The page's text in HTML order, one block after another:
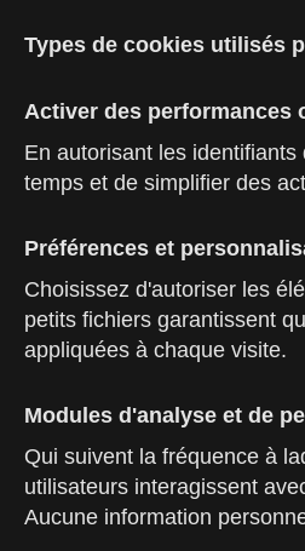
Types de cookies utilisés
Activer des performances
En autorisant les
temps et de simplifier des
Préférences et
Choisissez d'autoriser les
petits fichiers garantissent
appliquées à chaque visite.
Modules d'analyse et de
Qui suivent la fréquence à
utilisateurs interagissent
Aucune information